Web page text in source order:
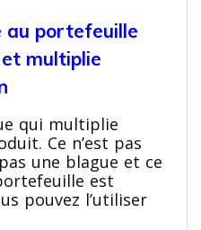
au portefeuille
multiplie
qui multiplie
Ce n’est pas
une blague et ce
est
pouvez l’utiliser